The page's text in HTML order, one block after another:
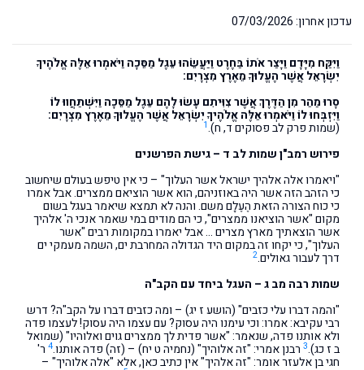
עדכון אחרון: 07/03/2026
וַיִּקַּח מִיָּדָם וַיָּצַר אֹתוֹ בַּחֶרֶט וַיַּעֲשֵׂהוּ עֵגֶל מַסֵּכָה וַיֹּאמְרוּ אֵלֶּה אֱלֹהֶיךָ
יִשְׂרָאֵל אֲשֶׁר הֶעֱלוּךָ מֵאֶרֶץ מִצְרָיִם:
סָרוּ מַהֵר מִן הַדֶּרֶךְ אֲשֶׁר צִוִּיתִם עָשׂוּ לָהֶם עֵגֶל מַסֵּכָה וַיִּשְׁתַּחֲווּ לוֹ
וַיִּזְבְּחוּ לוֹ וַיֹּאמְרוּ אֵלֶּה אֱלֹהֶיךָ יִשְׂרָאֵל אֲשֶׁר הֶעֱלוּךָ מֵאֶרֶץ מִצְרָיִם:
(שמות פרק לב פסוקים ד, ח).1
פירוש רמב"ן שמות לב ד – גישת הפרשנים
"ויאמרו אלה אלהיך ישראל אשר העלוך" – כי אין טיפש בעולם שיחשוב
כי הזהב הזה אשר היה באוזניהם, הוא אשר הוציאם ממצרים. אבל אמרו
כי כוח הצורה הזאת הֶעֶלָם משם. והנה לא תמצא שיאמר בעגל בשום
מקום "אשר הוציאנו ממצרים", כי הם מודים במי שאמר אנכי ה' אלהיך
אשר הוצאתיך מארץ מצרים … אבל יאמרו במקומות רבים "אשר
העלוך", כי יקחו זה במקום היד הגדולה המחרבת ים, השמה מעמקי ים
דרך לעבור גאולים.2
שמות רבה מב ג – העגל ביחד עם הקב"ה
"והמה דברו עלי כזבים" (הושע ז יג) – ומה כזבים דברו על הקב"ה? דרש
רבי עקיבא: אמרו: וכי עימנו היה עסוק? עם עצמו היה עסוק! לעצמו פדה
ולא אותנו פדה, שנאמר: "אשר פדית לך ממצרים גוים ואלוהיו" (שמואל
ב ז כג).3 רבנן אמרי: "זה אלוהיך" (נחמיה ט יח) – (זה) פדה אותנו.4 ר'
חגי בן אלעזר אומר: "זה אלהיך" אין כתיב כאן, אלא "אלה אלוהיך" –